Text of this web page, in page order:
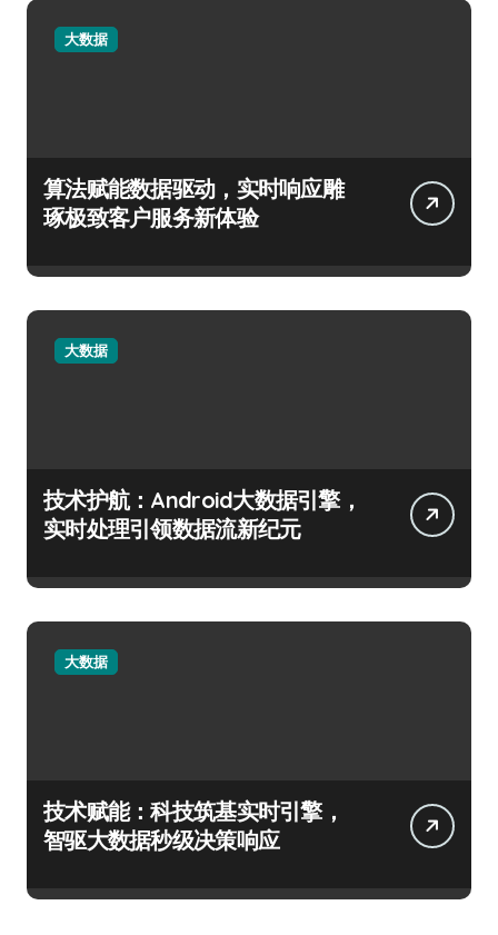
大数据
算法赋能数据驱动，实时响应雕
琢极致客户服务新体验
大数据
技术护航：Android大数据引擎，
实时处理引领数据流新纪元
大数据
技术赋能：科技筑基实时引擎，
智驱大数据秒级决策响应